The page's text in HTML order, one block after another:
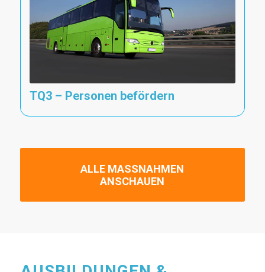
TQ3 – Personen befördern
ALLE MASSNAHMEN A
NSCHAUEN